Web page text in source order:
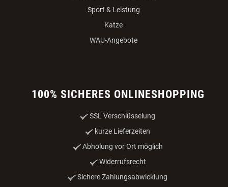
Sport & Leistung
Katze
WAU-Angebote
100% SICHERES ONLINESHOPPING
SSL Verschlüsselung
kurze Lieferzeiten
Abholung vor Ort möglich
Widerrufsrecht
Sichere Zahlungsabwicklung